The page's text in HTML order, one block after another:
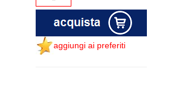
aggiungi ai preferiti